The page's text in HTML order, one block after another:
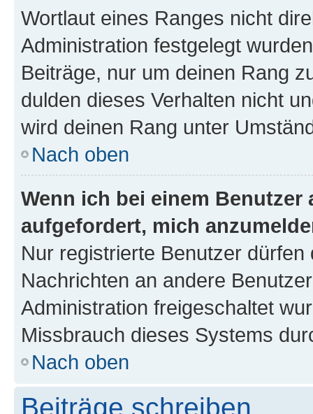
Wortlaut eines Ranges nicht
Administration festgelegt
Beiträge, nur um deinen Rang
dulden dieses Verhalten nicht
wird deinen Rang unter
Nach oben
Wenn ich bei einem
aufgefordert, mich
Nur registrierte Benutzer
Nachrichten an andere
Administration freigeschaltet
Missbrauch dieses Systems
Nach oben
Beiträge schreiben